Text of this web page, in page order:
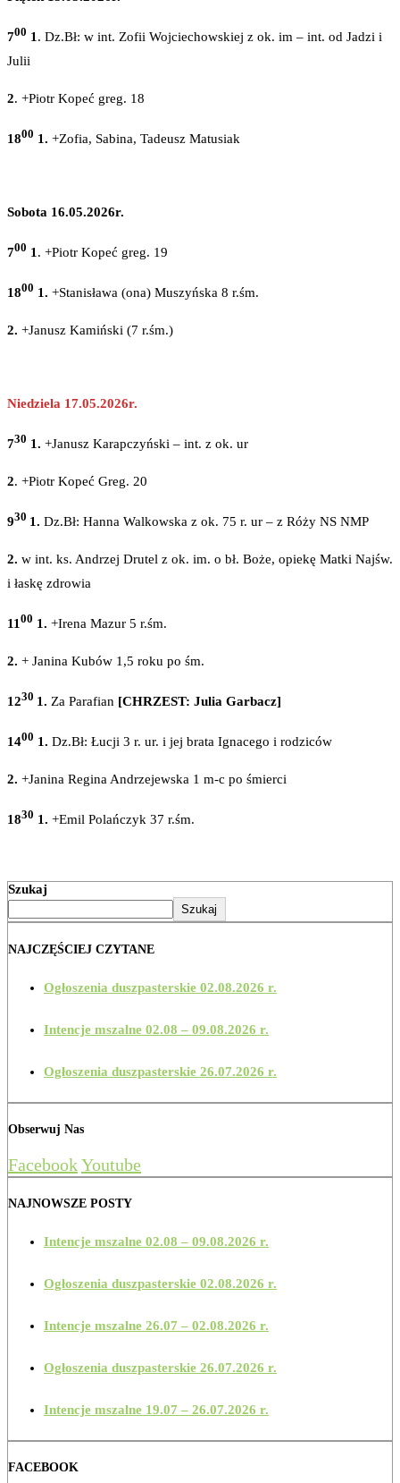
700 1. Dz.Bł: w int. Zofii Wojciechowskiej z ok. im – int. od Jadzi i
Julii
2. +Piotr Kopeć greg. 18
1800 1. +Zofia, Sabina, Tadeusz Matusiak
Sobota 16.05.2026r.
700 1. +Piotr Kopeć greg. 19
1800 1. +Stanisława (ona) Muszyńska 8 r.śm.
2. +Janusz Kamiński (7 r.śm.)
Niedziela 17.05.2026r.
730 1. +Janusz Karapczyński – int. z ok. ur
2. +Piotr Kopeć Greg. 20
930 1. Dz.Bł: Hanna Walkowska z ok. 75 r. ur – z Róży NS NMP
2. w int. ks. Andrzej Drutel z ok. im. o bł. Boże, opiekę Matki Najśw.
i łaskę zdrowia
1100 1. +Irena Mazur 5 r.śm.
2. + Janina Kubów 1,5 roku po śm.
1230 1. Za Parafian [CHRZEST: Julia Garbacz]
1400 1. Dz.Bł: Łucji 3 r. ur. i jej brata Ignacego i rodziców
2. +Janina Regina Andrzejewska 1 m-c po śmierci
1830 1. +Emil Polańczyk 37 r.śm.
Szukaj
Szukaj
NAJCZĘŚCIEJ CZYTANE
Ogłoszenia duszpasterskie 02.08.2026 r.
Intencje mszalne 02.08 – 09.08.2026 r.
Ogłoszenia duszpasterskie 26.07.2026 r.
Obserwuj Nas
FacebookYoutube
NAJNOWSZE POSTY
Intencje mszalne 02.08 – 09.08.2026 r.
Ogłoszenia duszpasterskie 02.08.2026 r.
Intencje mszalne 26.07 – 02.08.2026 r.
Ogłoszenia duszpasterskie 26.07.2026 r.
Intencje mszalne 19.07 – 26.07.2026 r.
FACEBOOK